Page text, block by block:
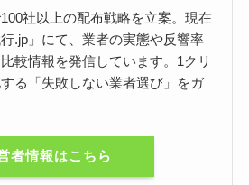
社以上の配布戦略を立案。現在
.jp」にて、業者の実態や反響率
較情報を発信しています。1クリ
る「失敗しない業者選び」をガ
者情報はこちら